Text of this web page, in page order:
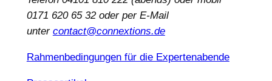
0171 620 65 32 oder per E-Mail
unter contact@connextions.de
Rahmenbedingungen für die Expertenabende